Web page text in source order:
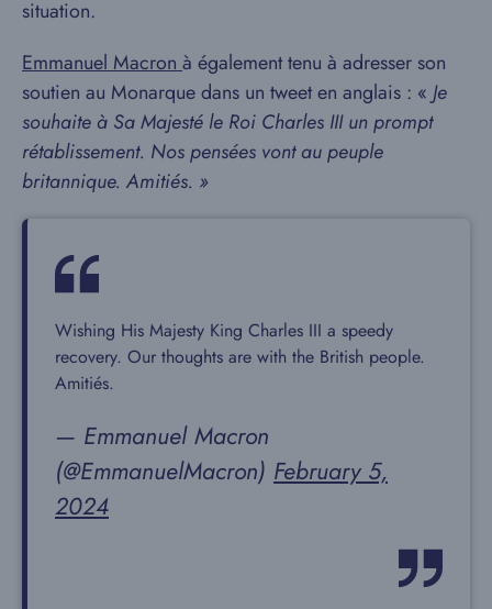
situation.
Emmanuel Macronà également tenu à adresser son
soutien au Monarque dans un tweet en anglais : « Je
souhaite à Sa Majesté le Roi Charles III un prompt
rétablissement. Nos pensées vont au peuple
britannique. Amitiés. »
Wishing His Majesty King Charles III a speedy
recovery. Our thoughts are with the British people.
Amitiés.
— Emmanuel Macron
(@EmmanuelMacron) February 5,
2024